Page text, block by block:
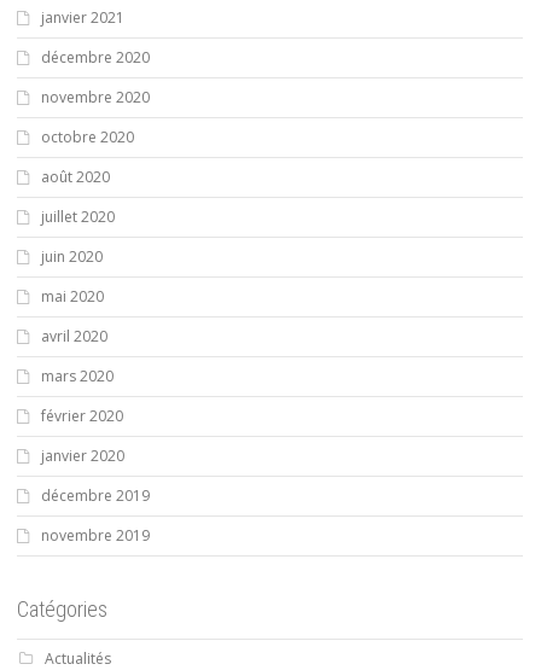
janvier 2021
décembre 2020
novembre 2020
octobre 2020
août 2020
juillet 2020
juin 2020
mai 2020
avril 2020
mars 2020
février 2020
janvier 2020
décembre 2019
novembre 2019
Catégories
Actualités